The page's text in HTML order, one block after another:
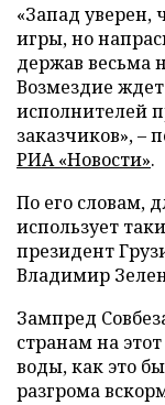
«Запад уверен,
игры, но
держав весьма
Возмездие
исполнителей
заказчиков», –
РИА «Новости».
По его словам,
использует
президент
Владимир
Зампред
странам на
воды, как это
разгрома